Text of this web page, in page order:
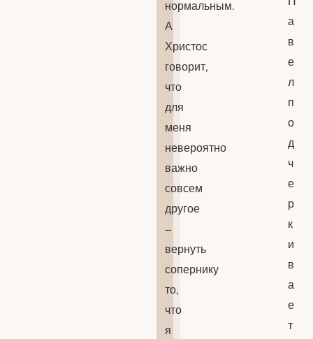
нормальным.
А
Христос
говорит,
что
для
меня
невероятно
важно
совсем
другое
–
вернуть
сопернику
то,
что
я
а
в
е
л
п
о
д
ч
е
р
к
и
в
а
е
т